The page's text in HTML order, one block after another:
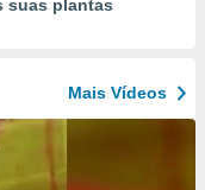
suas plantas
Mais Vídeos